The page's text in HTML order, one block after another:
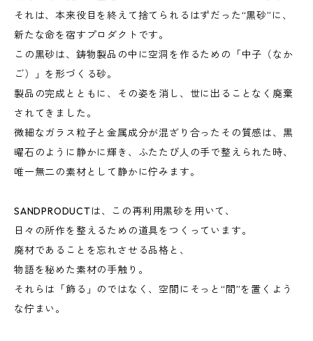
それは、本来役目を終えて捨てられるはずだった“黒砂”に、
新たな命を宿すプロダクトです。
この黒砂は、鋳物製品の中に空洞を作るための「中子（なか
ご）」を形づくる砂。
製品の完成とともに、その姿を消し、世に出ることなく廃棄
されてきました。
微細なガラス粒子と金属成分が混ざり合ったその質感は、黒
曜石のように静かに輝き、ふたたび人の手で整えられた時、
唯一無二の素材として静かに佇みます。
SANDPRODUCTは、この再利用黒砂を用いて、
日々の所作を整えるための道具をつくっています。
廃材であることを忘れさせる品格と、
物語を秘めた素材の手触り。
それらは「飾る」のではなく、空間にそっと“間”を置くよう
な佇まい。